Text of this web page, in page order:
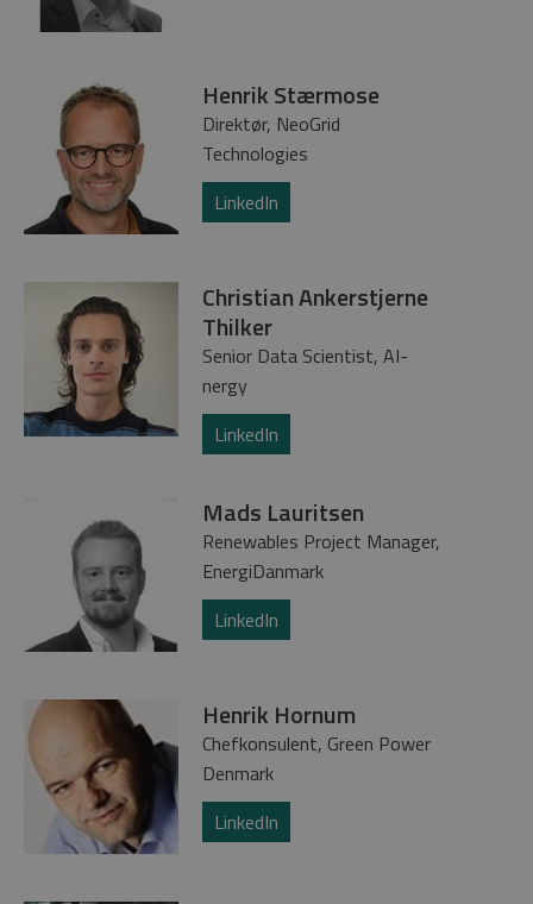
Henrik Stærmose
Direktør, NeoGrid
Technologies
LinkedIn
Christian Ankerstjerne
Thilker
Senior Data Scientist, AI-
nergy
LinkedIn
Mads Lauritsen
Renewables Project Manager,
EnergiDanmark
LinkedIn
Henrik Hornum
Chefkonsulent, Green Power
Denmark
LinkedIn